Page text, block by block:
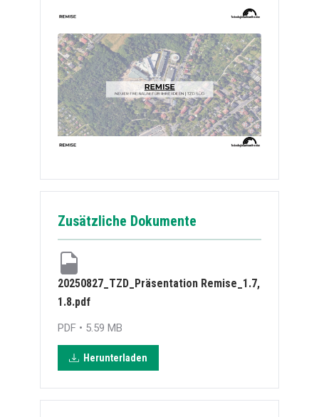
Zusätzliche Dokumente
20250827_TZD_Präsentation Remise_1.7,
1.8.pdf
PDF • 5.59 MB
Herunterladen